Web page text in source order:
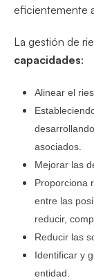
eficientemente
La gestión de
capacidades:
Alinear el
asociados.
Mejorar las
Proporciona
entre las
reducir,
Reducir las
Identificar y
entidad.